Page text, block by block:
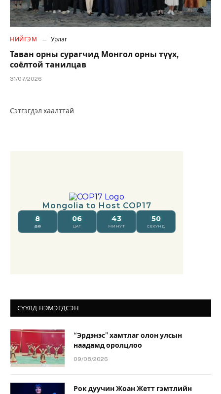
НИЙГЭМ Урлаг
Таван орны сурагчид Монгол орны түүх,
соёлтой танилцав
31/07/2026
Сэтгэгдэл хаалттай
СҮҮЛД НЭМЭГДСЭН
“Эрдэнэс” хамтлаг олон улсын
наадамд оролцлоо
09/08/2026
Рок дуучин Жоан Жетт гэмтлийн